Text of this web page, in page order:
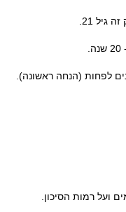
ועל רמות הסיכון.